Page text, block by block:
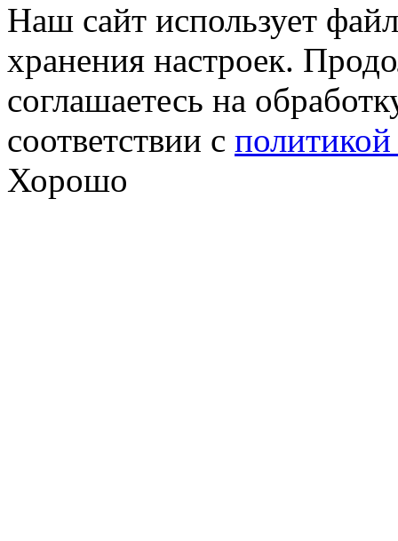
Наш сайт использует
хранения настроек.
соглашаетесь на
соответствии с
Хорошо